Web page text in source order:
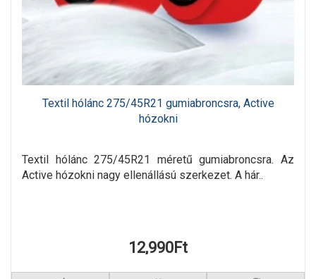
Textil hólánc 275/45R21 gumiabroncsra, Active
hózokni
Textil hólánc 275/45R21 méretű gumiabroncsra. Az
Active hózokni nagy ellenállású szerkezet. A hár..
12,990Ft